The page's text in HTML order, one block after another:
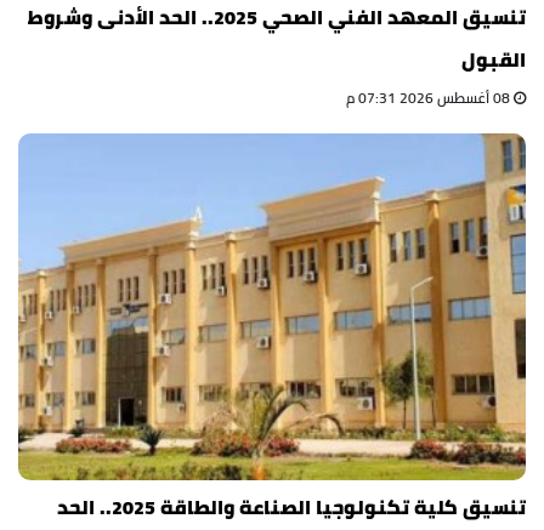
تنسيق المعهد الفني الصحي 2025.. الحد الأدنى وشروط
القبول
تنسيق كلية تكنولوجيا الصناعة والطاقة 2025.. الحد